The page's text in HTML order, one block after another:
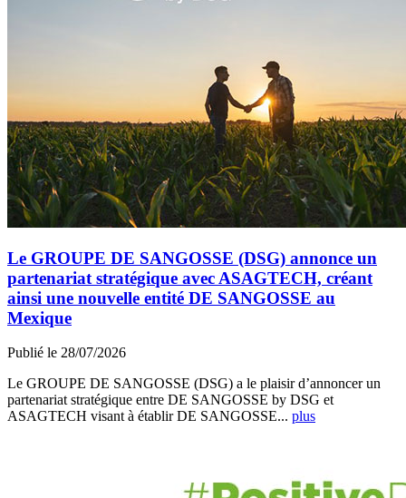
Le GROUPE DE SANGOSSE (DSG) annonce un
partenariat stratégique avec ASAGTECH, créant
ainsi une nouvelle entité DE SANGOSSE au
Mexique
Publié le 28/07/2026
Le GROUPE DE SANGOSSE (DSG) a le plaisir d’annoncer un
partenariat stratégique entre DE SANGOSSE by DSG et
ASAGTECH visant à établir DE SANGOSSE... plus